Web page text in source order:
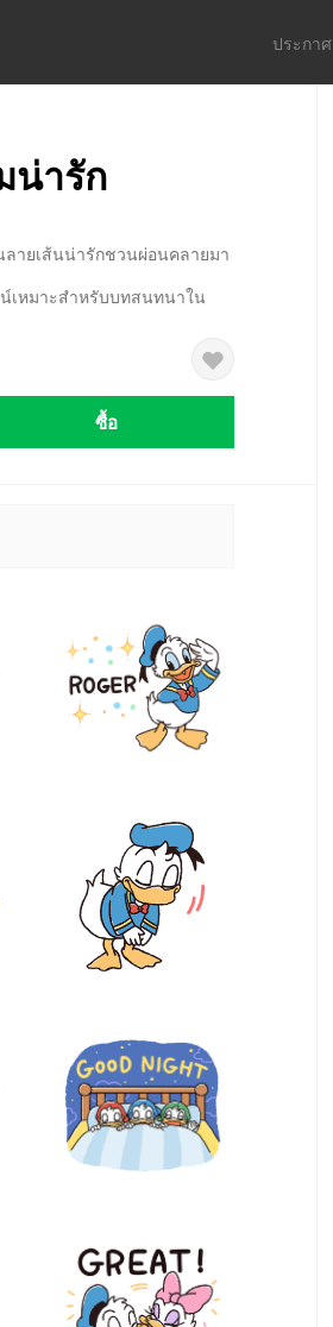
ประกาศ
น่ารัก
ลายเส้นน่ารักชวนผ่อนคลายมา
เหมาะสำหรับบทสนทนาใน
ซื้อ